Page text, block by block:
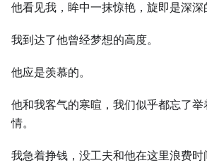
他看见我，眸中一抹惊艳，旋即是深深
我到达了他曾经梦想的高度。
他应是羡慕的。
他和我客气的寒暄，我们似乎都忘了
情。
我急着挣钱，没工夫和他在这里浪费